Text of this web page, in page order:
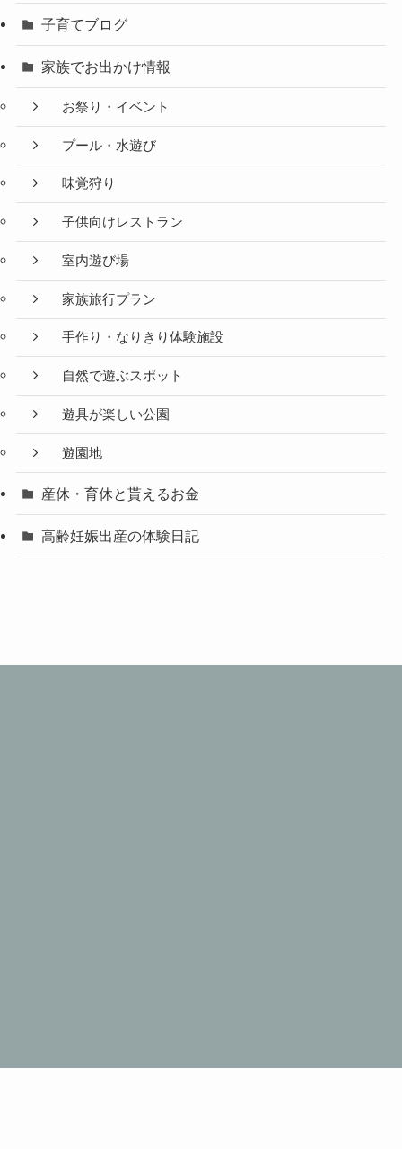
子育てブログ
家族でお出かけ情報
お祭り・イベント
プール・水遊び
味覚狩り
子供向けレストラン
室内遊び場
家族旅行プラン
手作り・なりきり体験施設
自然で遊ぶスポット
遊具が楽しい公園
遊園地
産休・育休と貰えるお金
高齢妊娠出産の体験日記